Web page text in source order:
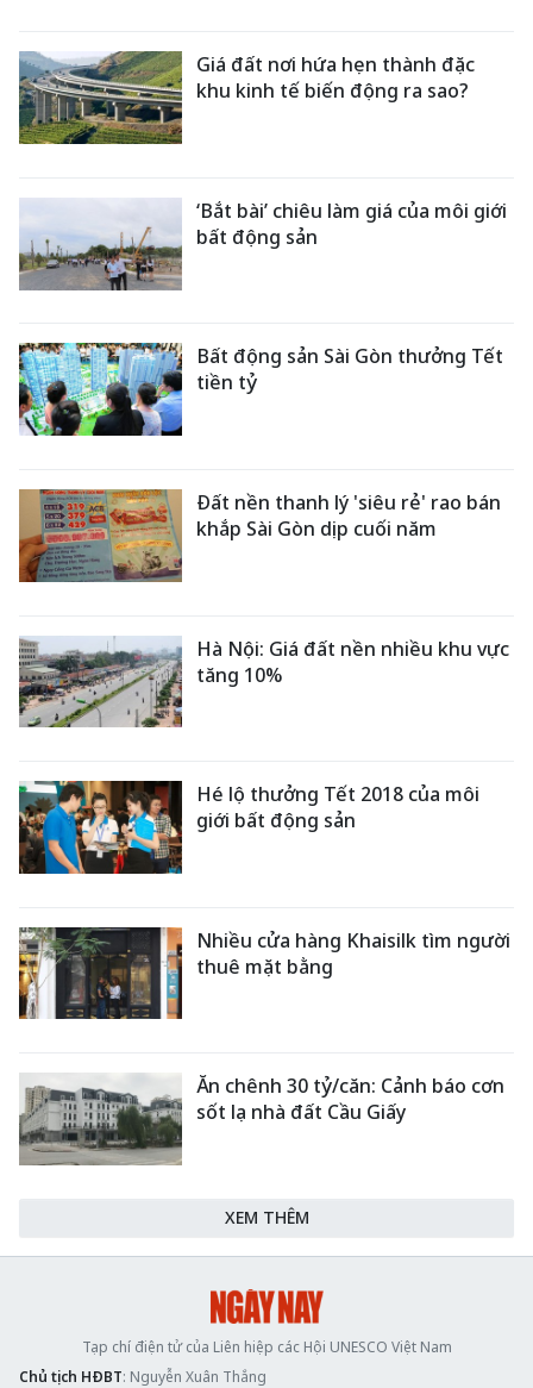
Giá đất nơi hứa hẹn thành đặc
khu kinh tế biến động ra sao?
‘Bắt bài’ chiêu làm giá của môi giới
bất động sản
Bất động sản Sài Gòn thưởng Tết
tiền tỷ
Đất nền thanh lý 'siêu rẻ' rao bán
khắp Sài Gòn dịp cuối năm
Hà Nội: Giá đất nền nhiều khu vực
tăng 10%
Hé lộ thưởng Tết 2018 của môi
giới bất động sản
Nhiều cửa hàng Khaisilk tìm người
thuê mặt bằng
Ăn chênh 30 tỷ/căn: Cảnh báo cơn
sốt lạ nhà đất Cầu Giấy
XEM THÊM
Tạp chí điện tử của Liên hiệp các Hội UNESCO Việt Nam
Chủ tịch HĐBT: Nguyễn Xuân Thắng